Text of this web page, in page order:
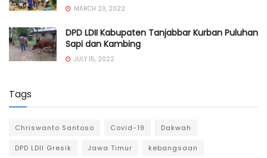
MARCH 23, 2022
DPD LDII Kabupaten Tanjabbar Kurban Puluhan
Sapi dan Kambing
JULY 15, 2022
Tags
Chriswanto Santoso Covid-19 Dakwah
DPD LDII Gresik Jawa Timur kebangsaan